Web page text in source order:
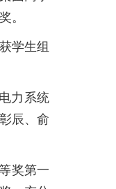
。
学生组
力系统
辰、俞
奖第一